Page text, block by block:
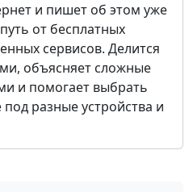
и пишет об этом уже
от бесплатных
сервисов. Делится
объясняет сложные
и помогает выбрать
разные устройства и